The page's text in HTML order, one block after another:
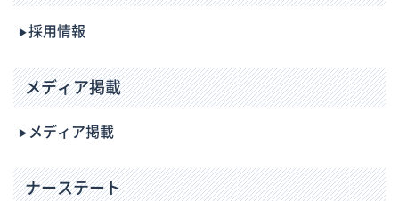
採用情報
メディア掲載
メディア掲載
ナーステート